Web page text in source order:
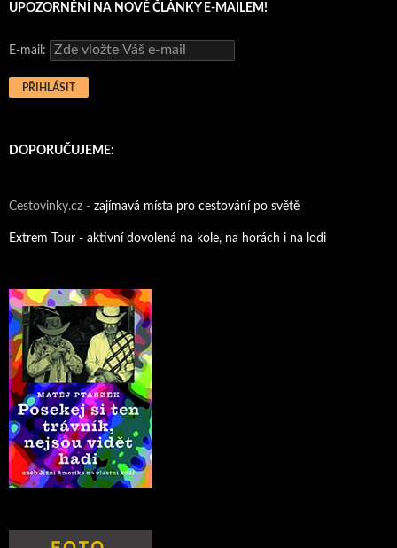
UPOZORNĚNÍ NA NOVÉ ČLÁNKY E-MAILEM!
E-mail:
DOPORUČUJEME:
Cestovinky.cz - zajímavá místa pro cestování po světě
Extrem Tour - aktivní dovolená na kole, na horách i na lodi